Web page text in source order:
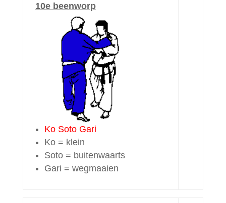
10e beenworp
Ko Soto Gari
Ko = klein
Soto = buitenwaarts
Gari = wegmaaien